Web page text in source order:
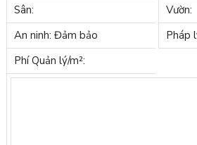
Sân:
Vườn:
An ninh: Đảm bảo
Pháp
Phí Quản lý/m²: